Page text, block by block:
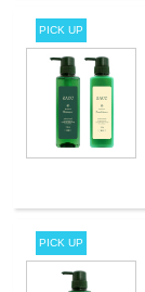
PICK UP
PICK UP